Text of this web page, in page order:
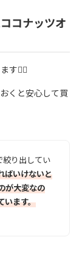
コナッツオ
す💁‍♀️
くと安心して買
絞り出してい
ばいけないと
が大変なの
います。